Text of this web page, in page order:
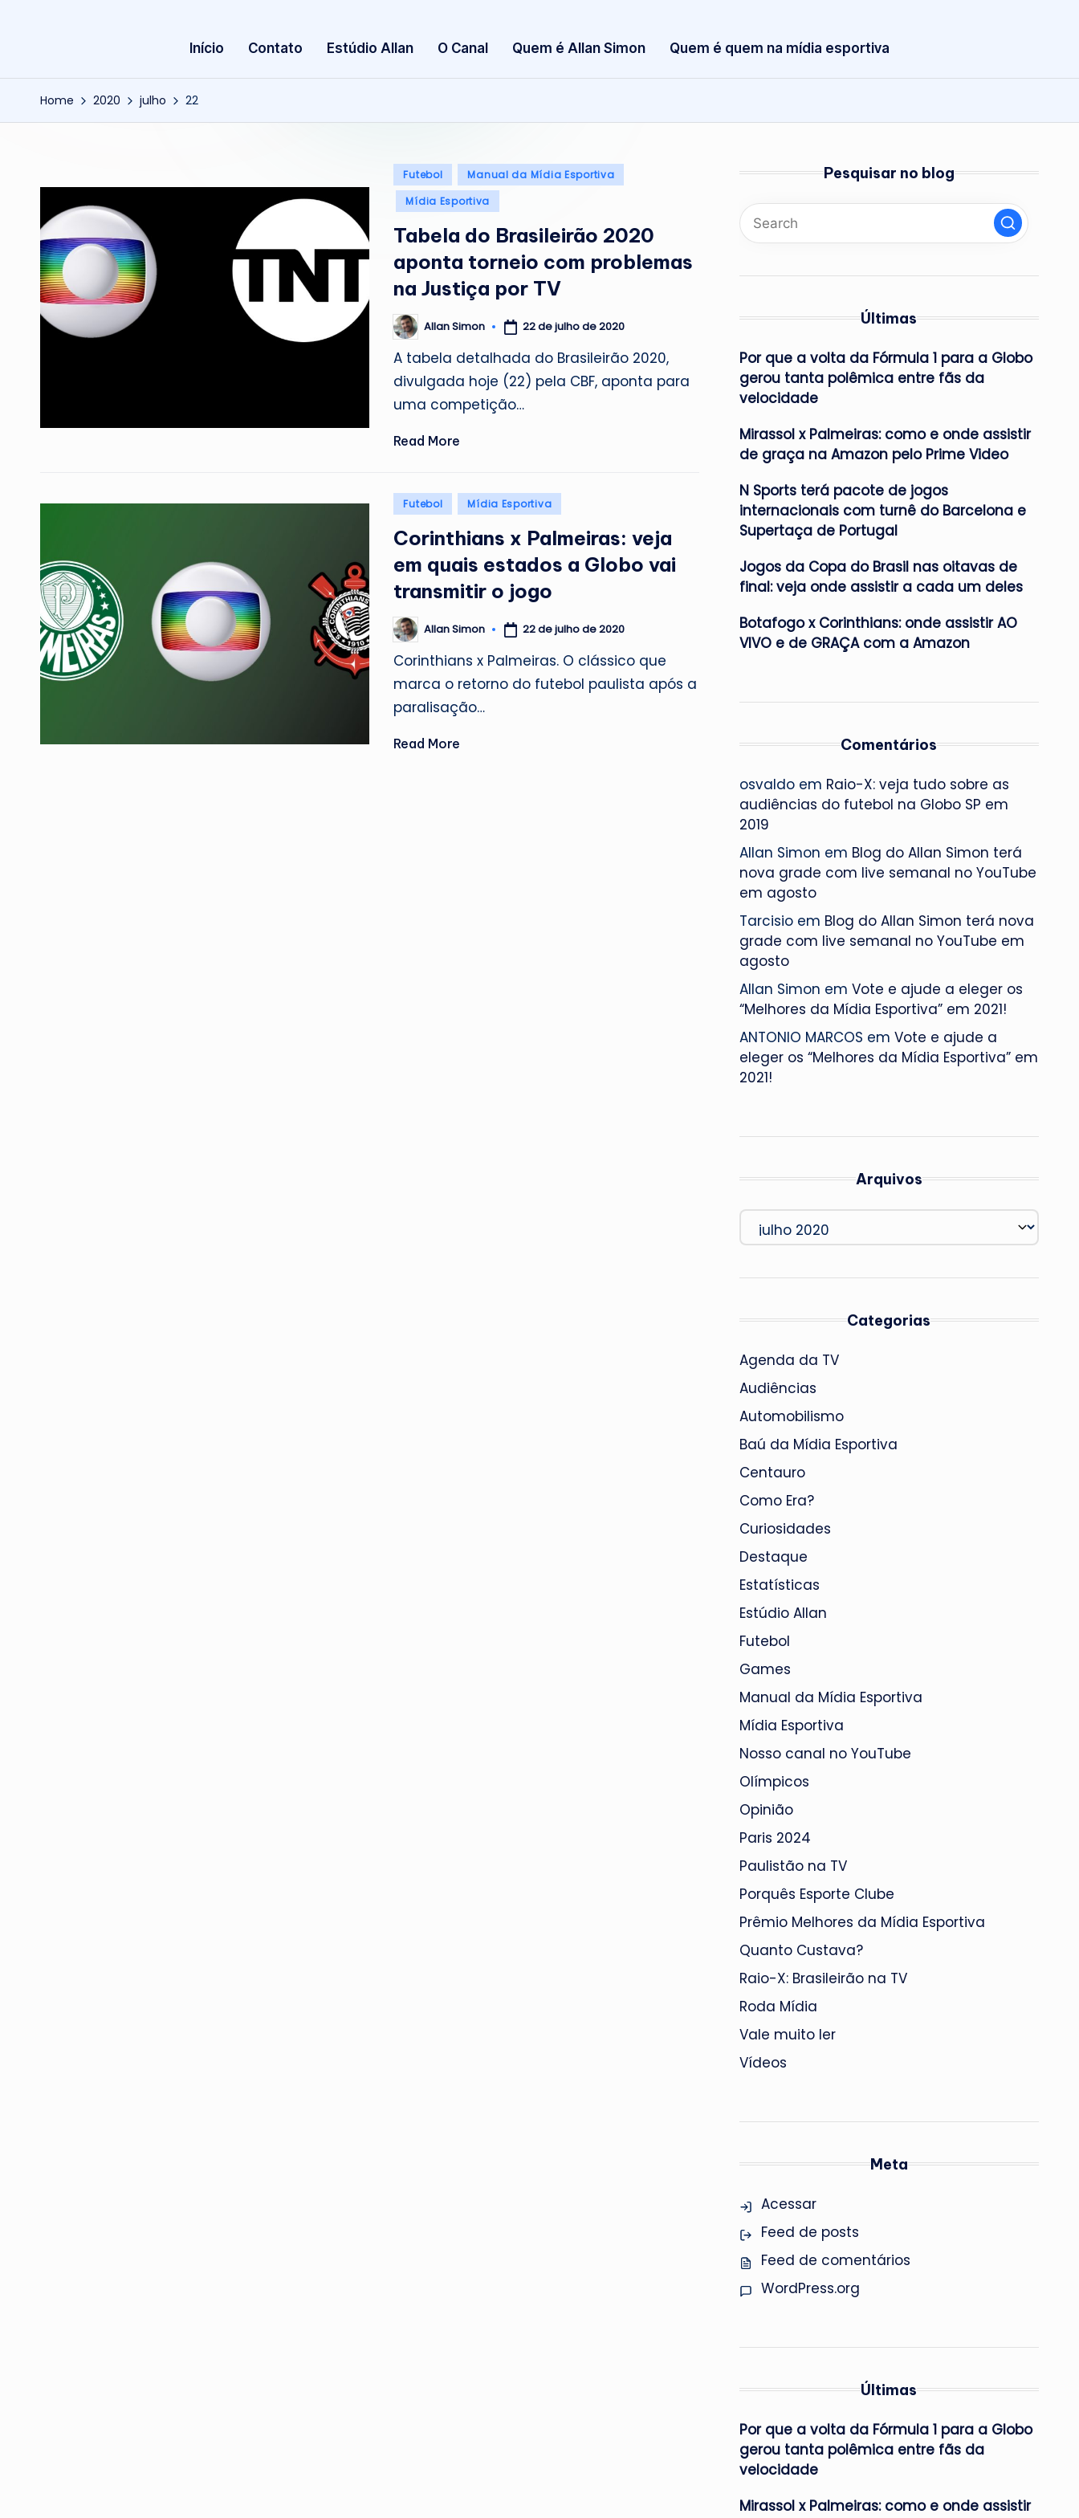
i
o
n
Início Contato Estúdio Allan O Canal Quem é Allan Simon Quem é quem na mídia esportiva
Home 2020 julho 22
Posted
in
Futebol
Manual da Mídia Esportiva
Mídia Esportiva
Tabela do Brasileirão 2020
aponta torneio com problemas
na Justiça por TV
Posted
by
Allan Simon 22 de julho de 2020
A tabela detalhada do Brasileirão 2020,
divulgada hoje (22) pela CBF, aponta para
uma competição…
Read More
Posted
Futebol Mídia Esportiva
Corinthians x Palmeiras: veja
em quais estados a Globo vai
transmitir o jogo
Posted
by
Allan Simon 22 de julho de 2020
Corinthians x Palmeiras. O clássico que
marca o retorno do futebol paulista após a
paralisação…
Read More
Pesquisar no blog
Últimas
Por que a volta da Fórmula 1 para a Globo
gerou tanta polêmica entre fãs da
velocidade
Mirassol x Palmeiras: como e onde assistir
de graça na Amazon pelo Prime Video
N Sports terá pacote de jogos
internacionais com turnê do Barcelona e
Supertaça de Portugal
Jogos da Copa do Brasil nas oitavas de
final: veja onde assistir a cada um deles
Botafogo x Corinthians: onde assistir AO
VIVO e de GRAÇA com a Amazon
Comentários
osvaldoem Raio-X: veja tudo sobre as
audiências do futebol na Globo SP em
2019
Allan Simon em Blog do Allan Simon terá
nova grade com live semanal no YouTube
em agosto
Tarcisioem Blog do Allan Simon terá nova
grade com live semanal no YouTube em
agosto
Allan Simon em Vote e ajude a eleger os
“Melhores da Mídia Esportiva” em 2021!
ANTONIO MARCOS em Vote e ajude a
eleger os “Melhores da Mídia Esportiva” em
2021!
Arquivos
Arquivos
Categorias
Agenda da TV
Audiências
Automobilismo
Baú da Mídia Esportiva
Centauro
Como Era?
Curiosidades
Destaque
Estatísticas
Estúdio Allan
Futebol
Games
Manual da Mídia Esportiva
Mídia Esportiva
Nosso canal no YouTube
Olímpicos
Opinião
Paris 2024
Paulistão na TV
Porquês Esporte Clube
Prêmio Melhores da Mídia Esportiva
Quanto Custava?
Raio-X: Brasileirão na TV
Roda Mídia
Vale muito ler
Vídeos
Meta
Acessar
Feed de posts
Feed de comentários
WordPress.org
Últimas
Por que a volta da Fórmula 1 para a Globo
gerou tanta polêmica entre fãs da
velocidade
Mirassol x Palmeiras: como e onde assistir